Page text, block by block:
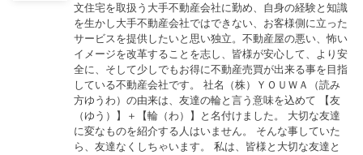
文住宅を取扱う大手不動産会社に勤め、自身の経験と知識
を生かし大手不動産会社ではできない、お客様側に立った
サービスを提供したいと思い独立。不動産屋の悪い、怖い
イメージを改革することを志し、皆様が安心して、より安
全に、そして少しでもお得に不動産売買が出来る事を目指
している不動産会社です。 社名（株）ＹＯＵＷＡ（読み
方ゆうわ）の由来は、友達の輪と言う意味を込めて 【友
（ゆう）】＋【輪（わ）】と名付けました。 大切な友達
に変なものを紹介する人はいません。 そんな事していた
ら、友達なくしちゃいます。 私は、皆様と大切な友達と